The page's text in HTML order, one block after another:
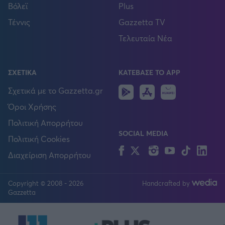
Βόλεϊ
Τέννις
Plus
Gazzetta TV
Τελευταία Νέα
ΣΧΕΤΙΚΑ
Σχετικά με το Gazzetta.gr
Όροι Χρήσης
Πολιτική Απορρήτου
Πολιτική Cookies
Διαχείριση Απορρήτου
ΚΑΤΕΒΑΣΕ ΤΟ APP
Android
IOS
SOCIAL MEDIA
FacebookTwitterInstagram
YouTubeTikTok
Copyright © 2008 - 2026
Gazzetta
Handcrafted by